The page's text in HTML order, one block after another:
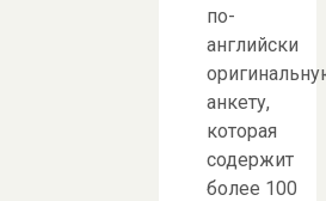
по-
английски
анкету,
которая
содержит
более 100